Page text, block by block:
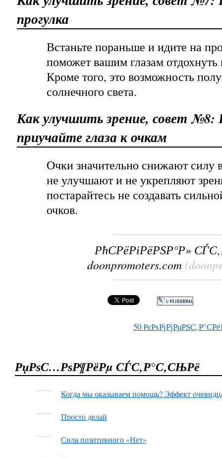
прогулка
Встаньте пораньше и идите на
поможет вашим глазам отдохнуть
Кроме того, это возможность
солнечного света.
Как улучшить зрение, совет №8:
приучайте глаза к очкам
Очки значительно снижают силу
не улучшают и не укрепляют
постарайтесь не создавать
очков.
РћСРёРіРёРЅР°Р»
doonpromoters.com
50
РџРѕС…РѕР¶РёРµ СЃС‚Р°С‚СЊРё
Когда мы оказываем помощь? Эффект
Просто делай
Сила позитивного «Нет»